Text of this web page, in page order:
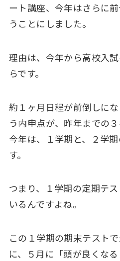
ート講座、今年はさらに
うことにしました。
理由は、今年から高校入
らです。
約１ヶ月日程が前倒しに
う内申点が、昨年までの
今年は、１学期と、２学
す。
つまり、１学期の定期テ
いるんですよね。
この１学期の期末テスト
に、５月に「頭が良くな